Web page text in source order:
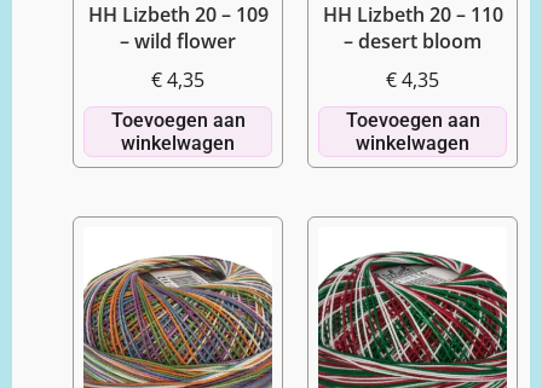
HH Lizbeth 20 – 109
– wild flower
€4,35
Toevoegen aan
winkelwagen
HH Lizbeth 20 – 110
– desert bloom
€4,35
Toevoegen aan
winkelwagen